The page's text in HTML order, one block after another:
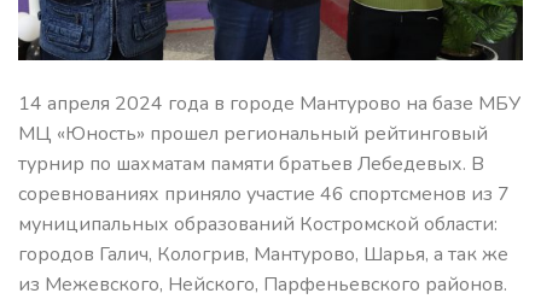
14 апреля 2024 года в городе Мантурово на базе МБУ
МЦ «Юность» прошел региональный рейтинговый
турнир по шахматам памяти братьев Лебедевых. В
соревнованиях приняло участие 46 спортсменов из 7
муниципальных образований Костромской области:
городов Галич, Кологрив, Мантурово, Шарья, а так же
из Межевского, Нейского, Парфеньевского районов.